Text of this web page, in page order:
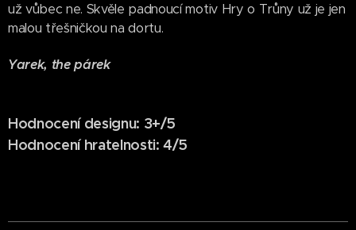
už vůbec ne. Skvěle padnoucí motiv Hry o Trůny už je jen
malou třešničkou na dortu.
Yarek, the párek
Hodnocení designu: 3+/5
Hodnocení hratelnosti: 4/5